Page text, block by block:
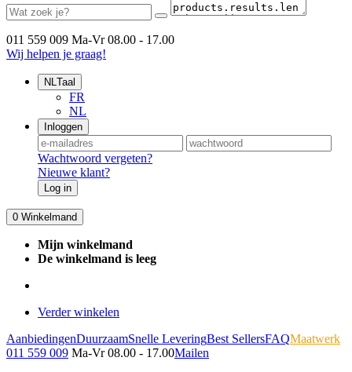
011 559 009 Ma-Vr 08.00 - 17.00
Wij helpen je graag!
NLTaal
FR
NL
Inloggen
Wachtwoord vergeten?
Nieuwe klant?
Log in
0 Winkelmand
Mijn winkelmand
De winkelmand is leeg
Verder winkelen
AanbiedingenDuurzaamSnelle LeveringBest SellersFAQMaatwerk
011 559 009 Ma-Vr 08.00 - 17.00Mailen